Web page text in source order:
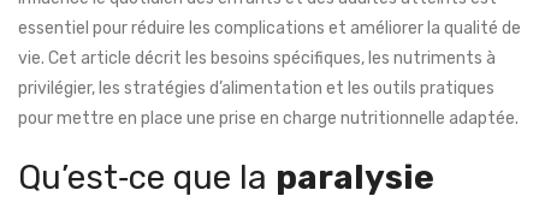
essentiel pour réduire les complications et améliorer la qualité de
vie. Cet article décrit les besoins spécifiques, les nutriments à
privilégier, les stratégies d’alimentation et les outils pratiques
pour mettre en place une prise en charge nutritionnelle adaptée.
Qu’est‑ce que la paralysie